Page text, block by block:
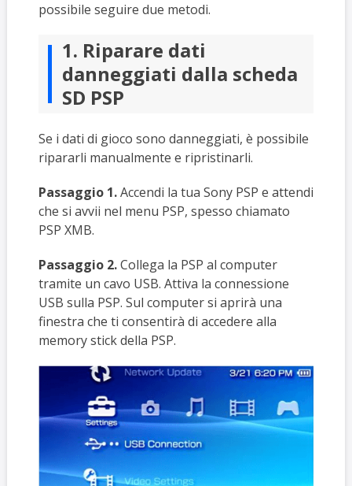
possibile seguire due metodi.
1. Riparare dati
danneggiati dalla scheda
SD PSP
Se i dati di gioco sono danneggiati, è possibile
ripararli manualmente e ripristinarli.
Passaggio 1.Accendi la tua Sony PSP e attendi
che si avvii nel menu PSP, spesso chiamato
PSP XMB.
Passaggio 2.Collega la PSP al computer
tramite un cavo USB. Attiva la connessione
USB sulla PSP. Sul computer si aprirà una
finestra che ti consentirà di accedere alla
memory stick della PSP.